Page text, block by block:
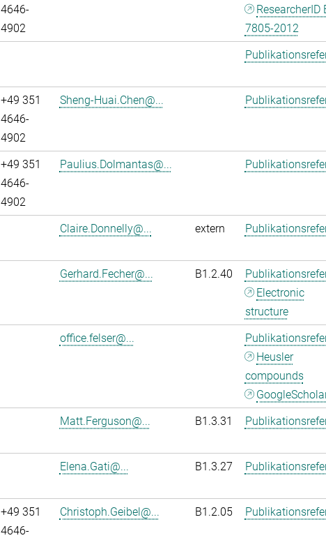
4646-
4902
ResearcherID
7805-2012
+49 351
4646-
4902
Sheng-Huai.Chen@...
+49 351
4646-
4902
Paulius.Dolmantas@...
Claire.Donnelly@... extern
Gerhard.Fecher@... B1.2.40
Electronic
structure
office.felser@...
Heusler
compounds
Matt.Ferguson@... B1.3.31
Elena.Gati@... B1.3.27
+49 351
4646-
Christoph.Geibel@... B1.2.05